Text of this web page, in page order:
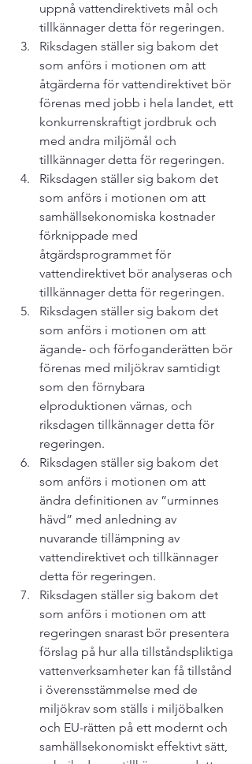
uppnå vattendirektivets mål och
tillkännager detta för regeringen.
Riksdagen ställer sig bakom det
som anförs i motionen om att
åtgärderna för vattendirektivet bör
förenas med jobb i hela landet, ett
konkurrenskraftigt jordbruk och
med andra miljömål och
tillkännager detta för regeringen.
Riksdagen ställer sig bakom det
som anförs i motionen om att
samhällsekonomiska kostnader
förknippade med
åtgärdsprogrammet för
vattendirektivet bör analyseras och
tillkännager detta för regeringen.
Riksdagen ställer sig bakom det
som anförs i motionen om att
ägande- och förfoganderätten bör
förenas med miljökrav samtidigt
som den förnybara
elproduktionen värnas, och
riksdagen tillkännager detta för
regeringen.
Riksdagen ställer sig bakom det
som anförs i motionen om att
ändra definitionen av ”urminnes
hävd” med anledning av
nuvarande tillämpning av
vattendirektivet och tillkännager
detta för regeringen.
Riksdagen ställer sig bakom det
som anförs i motionen om att
regeringen snarast bör presentera
förslag på hur alla tillståndspliktiga
vattenverksamheter kan få tillstånd
i överensstämmelse med de
miljökrav som ställs i miljöbalken
och EU-rätten på ett modernt och
samhällsekonomiskt effektivt sätt,